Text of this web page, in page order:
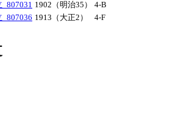
1902（明治35）
4-B
1913（大正2） 4-F